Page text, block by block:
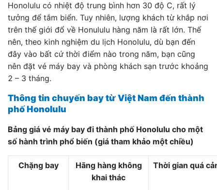
Honolulu có nhiệt độ trung bình hơn 30 độ C, rất lý
tưởng để tắm biển. Tuy nhiên, lượng khách từ khắp nơi
trên thế giới đổ về Honululu hàng năm là rất lớn. Thế
nên, theo kinh nghiệm du lịch Honolulu, dù bạn đến
đây vào bất cứ thời điểm nào trong năm, bạn cũng
nên đặt vé máy bay và phòng khách sạn trước khoảng
2 – 3 tháng.
Thông tin chuyến bay từ Việt Nam đến thành
phố Honolulu
Bảng giá vé máy bay đi thành phố Honolulu cho một
số hành trình phổ biến (giá tham khảo một chiều)
Chặng bay
Hãng hàng không
khai thác
Thời gian quá